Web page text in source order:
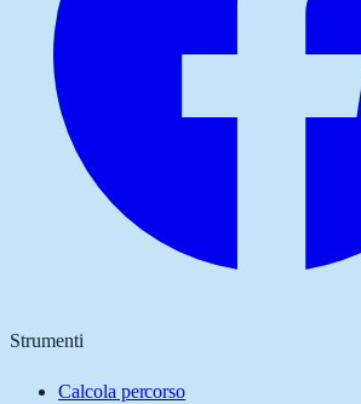
Strumenti
Calcola percorso